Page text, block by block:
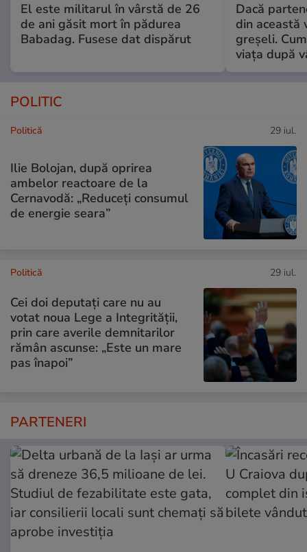
El este militarul în vârstă de 26
de ani găsit mort în pădurea
Babadag. Fusese dat dispărut
Dacă
din această
greșeli.
viața după
POLITIC
Politică 29 iul.
Ilie Bolojan, după oprirea
ambelor reactoare de la
Cernavodă: „Reduceți consumul
de energie seara”
Politică 29 iul.
Cei doi deputați care nu au
votat noua Lege a Integrității,
prin care averile demnitarilor
rămân ascunse: „Este un mare
pas înapoi”
PARTENERI